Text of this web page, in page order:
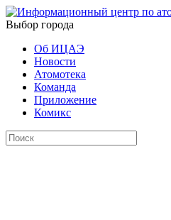
Выбор города
Об ИЦАЭ
Новости
Атомотека
Команда
Приложение
Комикс